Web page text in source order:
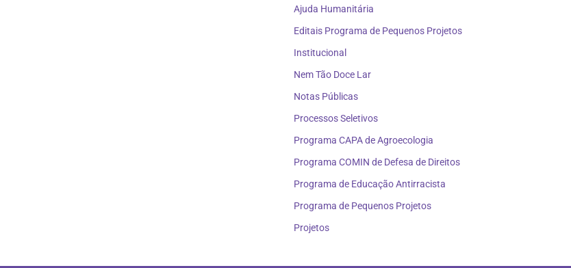
Ajuda Humanitária
Editais Programa de Pequenos Projetos
Institucional
Nem Tão Doce Lar
Notas Públicas
Processos Seletivos
Programa CAPA de Agroecologia
Programa COMIN de Defesa de Direitos
Programa de Educação Antirracista
Programa de Pequenos Projetos
Projetos